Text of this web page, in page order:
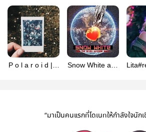
P o l a r o i d | โ
Snow White and
“มาเป็นคนแรกที่โดเนทให้กำลังใจนัก